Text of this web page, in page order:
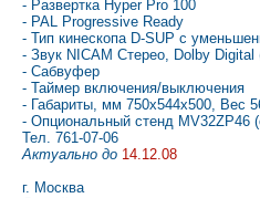
- Развертка Hyper Pro 100
- PAL Progressive Ready
- Тип кинескопа D-SUP с
- Звук NICAM Стерео, Dolby
- Сабвуфер
- Таймер включения/выключения
- Габариты, мм 750х544х500, Вес
- Опциональный стенд MV32ZP46
Тел. 761-07-06
Актуально до 14.12.08
г. Москва